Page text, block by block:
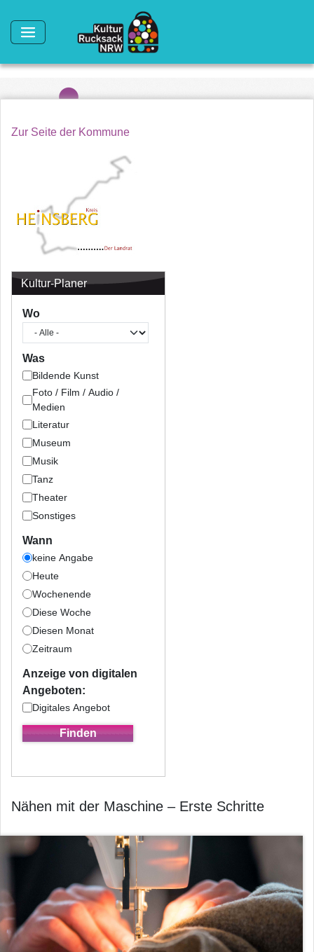
Zur Seite der Kommune
Kultur-Planer
Wo
Was
Bildende Kunst
Foto / Film / Audio /
Medien
Literatur
Museum
Musik
Tanz
Theater
Sonstiges
Wann
keine Angabe
Heute
Wochenende
Diese Woche
Diesen Monat
Zeitraum
Anzeige von digitalen
Angeboten:
Digitales Angebot
Nähen mit der Maschine – Erste Schritte